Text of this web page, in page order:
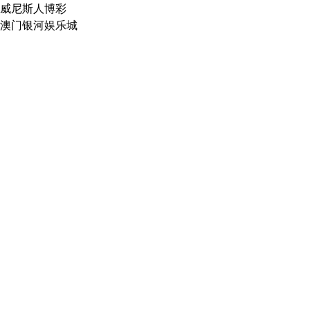
威尼斯人博彩
澳门银河娱乐城